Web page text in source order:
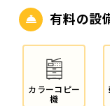
有料の設
カラーコピー
機